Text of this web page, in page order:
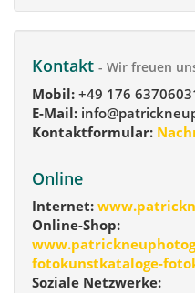
Kontakt - Wir freuen
Mobil: +49 176
E-Mail:
Kontaktformular:
Online
Internet:
Online-Shop:
fotokunstkataloge-
Soziale Netzwerke: